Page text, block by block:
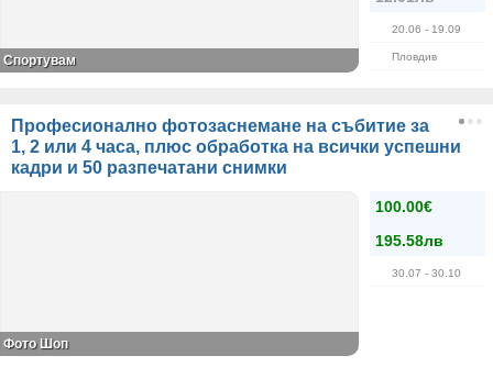
20.06 - 19.09
Пловдив
Спортувам
Професионално фотозаснемане на събитие за
1, 2 или 4 часа, плюс обработка на всички успешни
кадри и 50 разпечатани снимки
100.00€
195.58лв
30.07 - 30.10
Фото Шоп